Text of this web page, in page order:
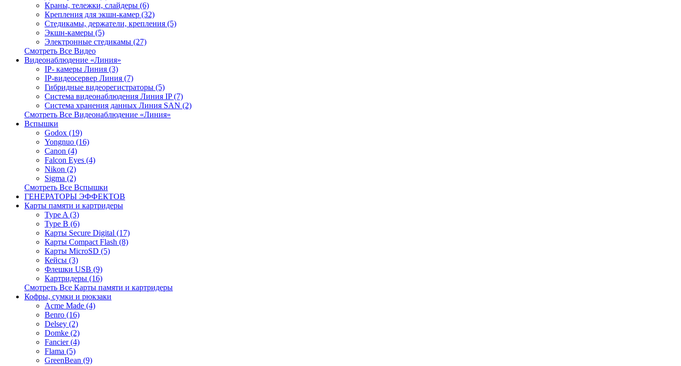
Краны, тележки, слайдеры (6)
Крепления для экшн-камер (32)
Стедикамы, держатели, крепления (5)
Экшн-камеры (5)
Электронные стедикамы (27)
Смотреть Все Видео
Видеонаблюдение «Линия»
IP- камеры Линия (3)
IP-видеосервер Линия (7)
Гибридные видеорегистраторы (5)
Система видеонаблюдения Линия IP (7)
Система хранения данных Линия SAN (2)
Смотреть Все Видеонаблюдение «Линия»
Вспышки
Godox (19)
Yongnuo (16)
Canon (4)
Falcon Eyes (4)
Nikon (2)
Sigma (2)
Смотреть Все Вспышки
ГЕНЕРАТОРЫ ЭФФЕКТОВ
Карты памяти и картридеры
Type A (3)
Type B (6)
Карты Secure Digital (17)
Карты Compact Flash (8)
Карты MicroSD (5)
Кейсы (3)
Флешки USB (9)
Картридеры (16)
Смотреть Все Карты памяти и картридеры
Кофры, сумки и рюкзаки
Acme Made (4)
Benro (16)
Delsey (2)
Domke (2)
Fancier (4)
Flama (5)
GreenBean (9)